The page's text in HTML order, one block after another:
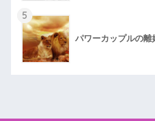
5
パワーカップルの